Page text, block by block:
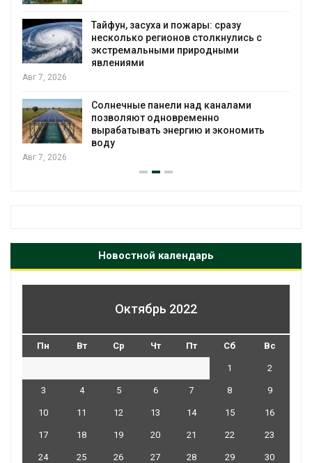
Тайфун, засуха и пожары: сразу
несколько регионов столкнулись с
экстремальными природными
явлениями
Авг 7, 2026
Солнечные панели над каналами
позволяют одновременно
вырабатывать энергию и экономить
воду
Авг 7, 2026
Новостной календарь
Октябрь 2022
Пн Вт Ср Чт Пт Сб Вс
1 2
3 4 5 6 7 8 9
10 11 12 13 14 15 16
17 18 19 20 21 22 23
24 25 26 27 28 29 30